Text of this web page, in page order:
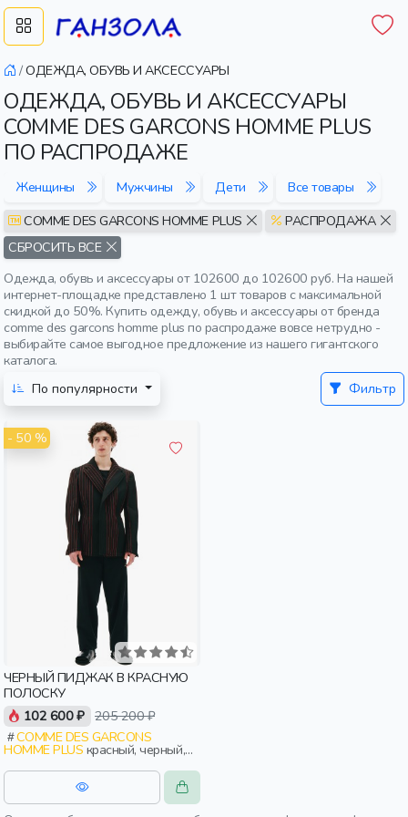
/ОДЕЖДА, ОБУВЬ И АКСЕССУАРЫ
ОДЕЖДА, ОБУВЬ И АКСЕССУАРЫ
COMME DES GARCONS HOMME PLUS
ПО РАСПРОДАЖЕ
Женщины Мужчины Дети
Все товары
COMME DES GARCONS HOMME PLUS
РАСПРОДАЖА
СБРОСИТЬ ВСЕ
Одежда, обувь и аксессуары от 102600 до 102600 руб. На нашей
интернет-площадке представлено 1 шт товаров с максимальной
скидкой до 50%. Купить одежду, обувь и аксессуары от бренда
comme des garcons homme plus по распродаже вовсе нетрудно -
выбирайте самое выгодное предложение из нашего гигантского
каталога.
По популярности
Фильтр
- 50 %
ЧЕРНЫЙ ПИДЖАК В КРАСНУЮ
ПОЛОСКУ
102 600 ₽ 205 200 ₽
COMME DES GARCONS
HOMME PLUS
полоски, мужчины, взрослые